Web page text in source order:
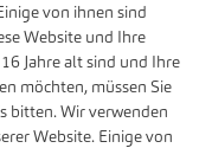
der
von ihnen sind
Website und Ihre
Jahre alt sind und Ihre
möchten, müssen Sie
bitten. Wir verwenden
Website. Einige von